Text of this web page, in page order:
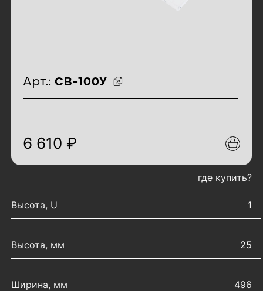
идентификаторы товара
Арт.: СВ-100У
6 610 ₽
где купить?
Высота, U
1
Высота, мм 25
Ширина, мм 496